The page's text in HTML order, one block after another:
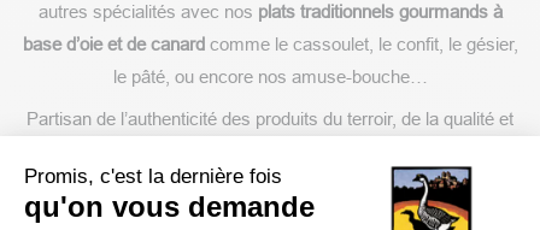
Promis, c'est la dernière fois
qu'on vous demande
autres spécialités avec nos plats traditionnels gourmands à
base d’oie et de canardcomme le cassoulet, le confit, le gésier,
le pâté, ou encore nos amuse-bouche…
Partisan de l’authenticité des produits du terroir, de la qualité et
produits emblématiques sont conçus dans la région du Périgord
avec une traçabilité des produits. Respectueux de l’art culinaire